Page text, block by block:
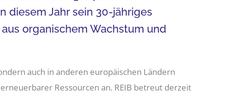
diesem Jahr sein 30-jähriges
organischem Wachstum und
auch in anderen europäischen Ländern
Ressourcen an. REIB betreut derzeit